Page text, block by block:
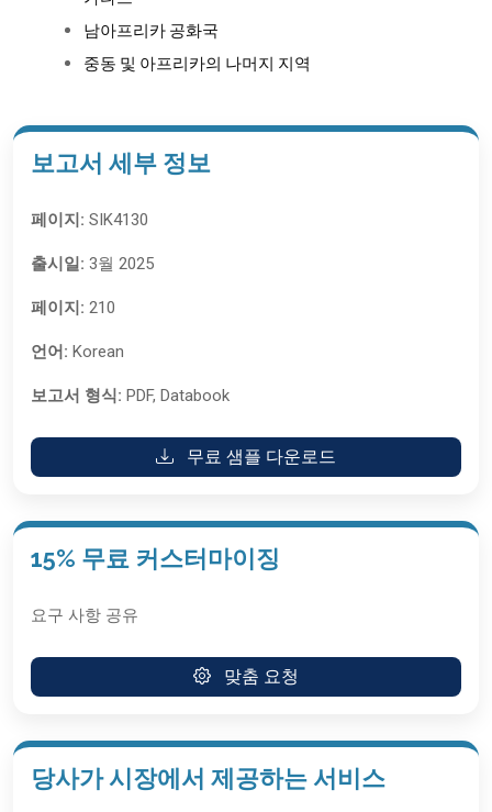
남아프리카 공화국
중동 및 아프리카의 나머지 지역
보고서 세부 정보
페이지: SIK4130
출시일: 3월 2025
페이지: 210
언어: Korean
보고서 형식: PDF, Databook
무료 샘플 다운로드
15% 무료 커스터마이징
요구 사항 공유
맞춤 요청
당사가 시장에서 제공하는 서비스